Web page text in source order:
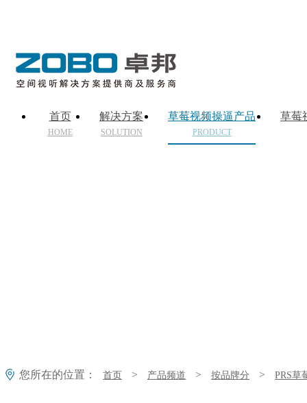
首页
HOME
解决方案
SOLUTION
草莓视频操逼产品
PRODUCT
草莓
您所在的位置： 首页 > 产品频道 > 按品牌分 > PRS草